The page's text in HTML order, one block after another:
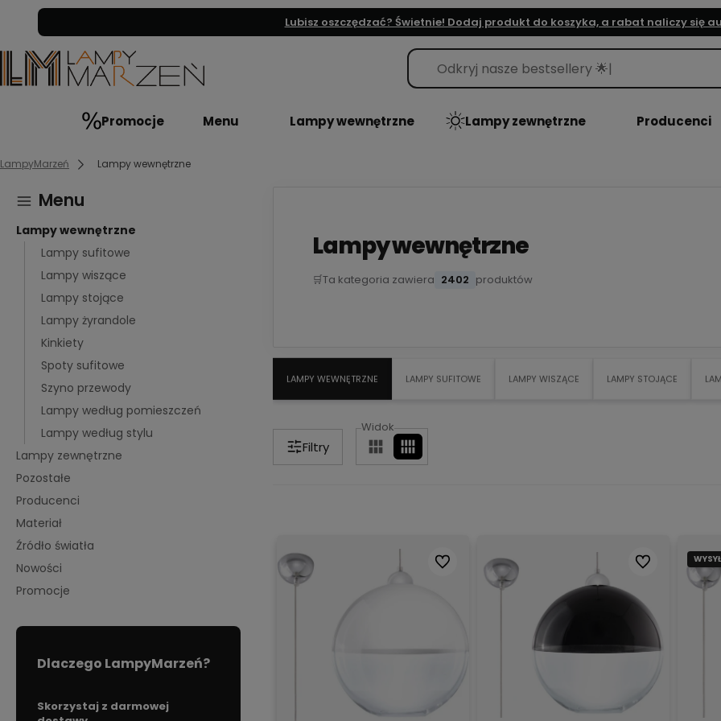
Lubisz oszczędzać? Świetnie! Dodaj produkt do koszyka, a rabat naliczy się
Promocje Menu Lampy wewnętrzne Lampy zewnętrzne Producenci
LampyMarzeń Lampy wewnętrzne
Menu
Lampy wewnętrzne
Lampy sufitowe
Lampy wiszące
Lampy stojące
Lampy żyrandole
Kinkiety
Spoty sufitowe
Szyno przewody
Lampy według pomieszczeń
Lampy według stylu
Lampy zewnętrzne
Pozostałe
Producenci
Materiał
Źródło światła
Nowości
Promocje
Dlaczego LampyMarzeń?
darmowej
Działamy od 2007 roku, mamy
Duża ilość produktów, dostępna
Skorzystaj z darmowej
Lampy wewnętrzne
🛒Ta kategoria zawiera 2402 produktów
LAMPY WEWNĘTRZNE LAMPY SUFITOWE LAMPY WISZĄCE LAMPY STOJĄCE
Filtry
Widok
Do ulubionych Do ulubionych